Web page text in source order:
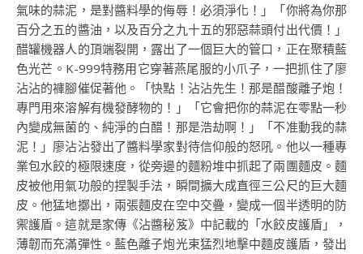
氣味的蒜泥，是對醬料學的侮辱！必須淨化！」「你將為你那
百分之五的醬油，以及百分之九十五的邪惡蒜頭付出代價！」
醋罐機器人的頂端裂開，露出了一個巨大的管口，正在聚積藍
色光芒。K-999特務用它穿著燕尾服的小爪子，一把抓住了廖
沾沾的褲腳催促著他。「快點！沾沾先生！那是醋酸離子炮！
專門用來溶解有機發酵物的！」「它會把你的蒜泥在零點一秒
內變成無菌的、純淨的白醋！那是浩劫啊！」「不准動我的蒜
泥！」廖沾沾發出了醬料學家對待信仰般的怒吼。他以一種專
業包水餃的極限速度，從旁邊的麵粉堆中抓起了兩團麵皮。麵
皮被他用氣功般的捏製手法，瞬間擴大成直徑三公尺的巨大麵
皮。他猛地擲出，兩張麵皮在空中交疊，變成一個半透明的防
禦護盾。這就是家傳《沾醬秘笈》中記載的「水餃皮護盾」，
薄韌而充滿彈性。藍色離子炮光束猛烈地擊中麵皮護盾，發出